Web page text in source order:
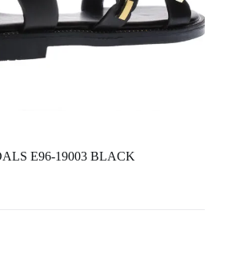
E96-19003 BLACK